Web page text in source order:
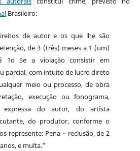
Brasileiro:
de autor e os que lhe são
de 3 (três) meses a 1 (um)
1o Se a violação consistir em
parcial, com intuito de lucro direto
meio ou processo, de obra
execução ou fonograma,
expressa do autor, do artista
do produtor, conforme o
represente: Pena – reclusão, de 2
e multa.”